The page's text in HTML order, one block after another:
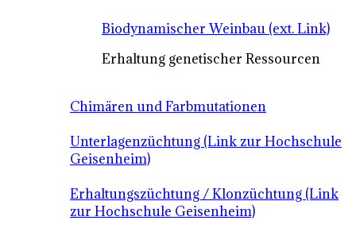
Biodynamischer Weinbau (ext. Link)
Erhaltung genetischer Ressourcen
Chimären und Farbmutationen
Unterlagenzüchtung (Link zur Hochschule
Geisenheim)
Erhaltungszüchtung / Klonzüchtung (Link
zur Hochschule Geisenheim)